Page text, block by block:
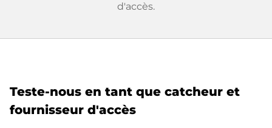
d'accès.
Teste-nous en tant que catcheur et
fournisseur d'accès